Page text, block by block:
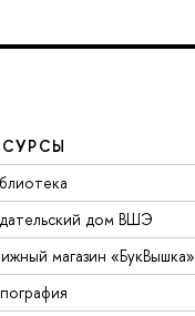
дом ВШЭ
магазин «БукВышка»